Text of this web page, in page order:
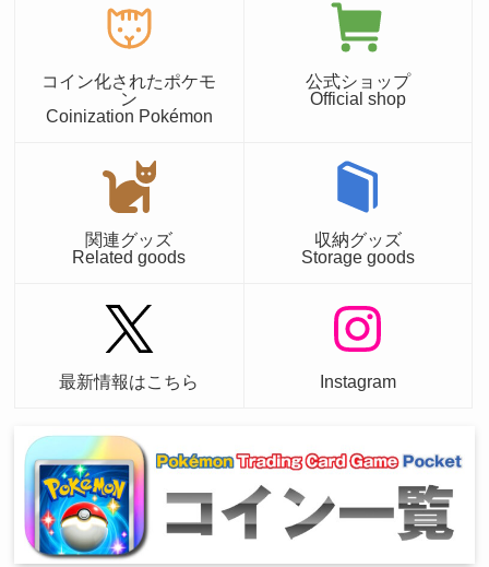
コイン化されたポケモ
ン
Coinization Pokémon
公式ショップ
Official shop
関連グッズ
Related goods
収納グッズ
Storage goods
最新情報はこちら Instagram